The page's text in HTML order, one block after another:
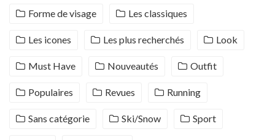
Forme de visage Les classiques
Les icones Les plus recherchés Look
Must Have Nouveautés Outfit
Populaires Revues Running
Sans catégorie Ski/Snow Sport